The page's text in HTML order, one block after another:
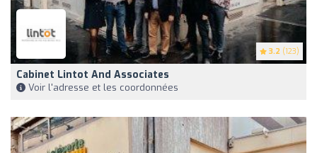
3.2 (123)
Cabinet Lintot And Associates
Voir l'adresse et les coordonnées